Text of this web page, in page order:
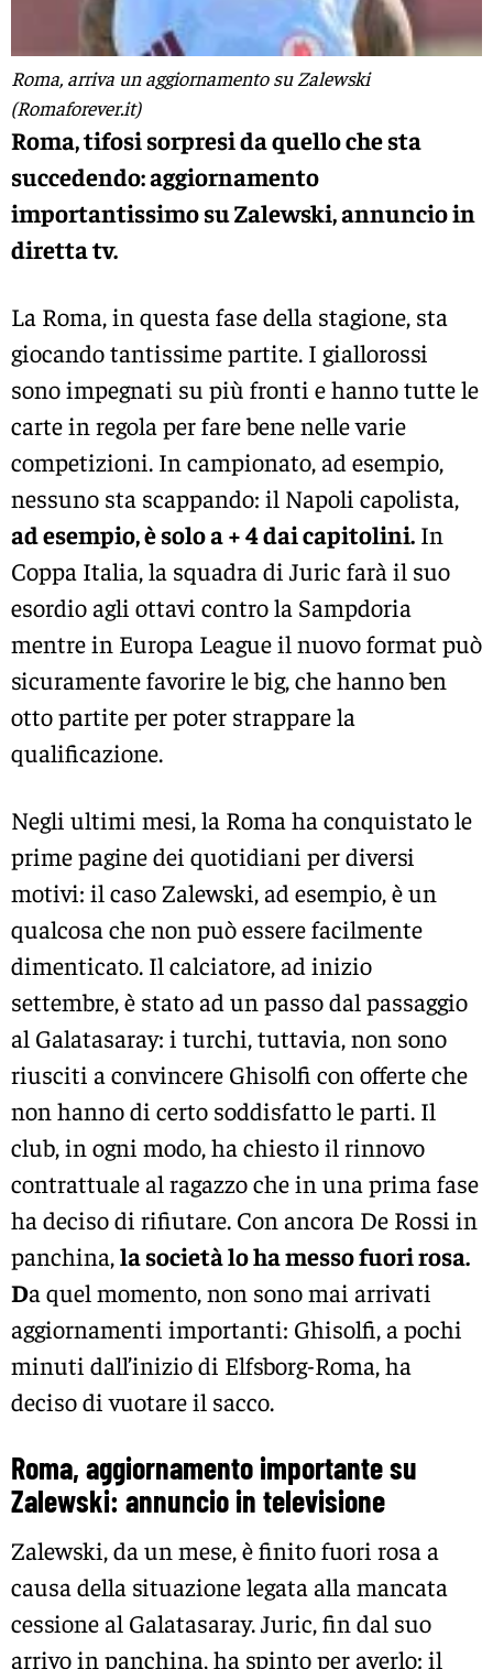
Roma, arriva un aggiornamento su Zalewski
(Romaforever.it)
Roma, tifosi sorpresi da quello che sta
succedendo: aggiornamento
importantissimo su Zalewski, annuncio in
diretta tv.
La Roma, in questa fase della stagione, sta
giocando tantissime partite. I giallorossi
sono impegnati su più fronti e hanno tutte le
carte in regola per fare bene nelle varie
competizioni. In campionato, ad esempio,
nessuno sta scappando: il Napoli capolista,
ad esempio, è solo a + 4 dai capitolini. In
Coppa Italia, la squadra di Juric farà il suo
esordio agli ottavi contro la Sampdoria
mentre in Europa League il nuovo format può
sicuramente favorire le big, che hanno ben
otto partite per poter strappare la
qualificazione.
Negli ultimi mesi, la Roma ha conquistato le
prime pagine dei quotidiani per diversi
motivi: il caso Zalewski, ad esempio, è un
qualcosa che non può essere facilmente
dimenticato. Il calciatore, ad inizio
settembre, è stato ad un passo dal passaggio
al Galatasaray: i turchi, tuttavia, non sono
riusciti a convincere Ghisolfi con offerte che
non hanno di certo soddisfatto le parti. Il
club, in ogni modo, ha chiesto il rinnovo
contrattuale al ragazzo che in una prima fase
ha deciso di rifiutare. Con ancora De Rossi in
panchina,la società lo ha messo fuori rosa.
Da quel momento, non sono mai arrivati
aggiornamenti importanti: Ghisolfi, a pochi
minuti dall’inizio di Elfsborg-Roma, ha
deciso di vuotare il sacco.
Roma, aggiornamento importante su
Zalewski: annuncio in televisione
Zalewski, da un mese, è finito fuori rosa a
causa della situazione legata alla mancata
cessione al Galatasaray. Juric, fin dal suo
arrivo in panchina, ha spinto per averlo: il